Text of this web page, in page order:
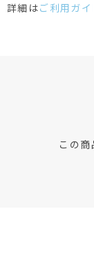
詳細はご利用ガイ
この商